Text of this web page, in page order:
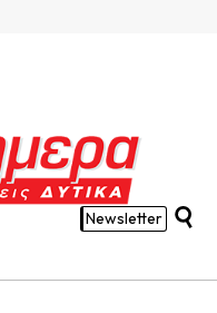
Newsletter